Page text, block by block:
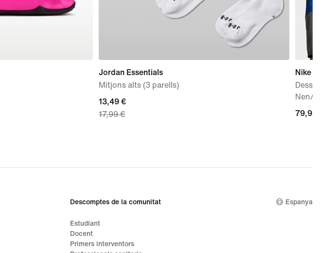
Jordan Essentials
Mitjons alts (3 parells)
current
price
17,99 €
13,49 €
17,99 €
Nike
Nen/a
79,99 €
79,99 €
Descomptes de la comunitat
Estudiant
Docent
Primers interventors
Espanya